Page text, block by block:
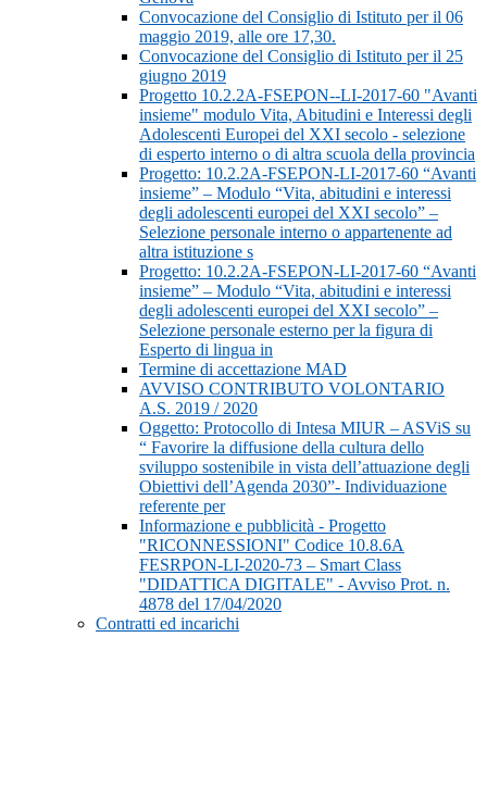
Convocazione del Consiglio di Istituto per il 06
maggio 2019, alle ore 17,30.
Convocazione del Consiglio di Istituto per il 25
giugno 2019
Progetto 10.2.2A-FSEPON--LI-2017-60 "Avanti
insieme" modulo Vita, Abitudini e Interessi degli
Adolescenti Europei del XXI secolo - selezione
di esperto interno o di altra scuola della provincia
Progetto: 10.2.2A-FSEPON-LI-2017-60 “Avanti
insieme” – Modulo “Vita, abitudini e interessi
degli adolescenti europei del XXI secolo” –
Selezione personale interno o appartenente ad
altra istituzione s
Progetto: 10.2.2A-FSEPON-LI-2017-60 “Avanti
insieme” – Modulo “Vita, abitudini e interessi
degli adolescenti europei del XXI secolo” –
Selezione personale esterno per la figura di
Esperto di lingua in
Termine di accettazione MAD
AVVISO CONTRIBUTO VOLONTARIO
A.S. 2019 / 2020
Oggetto: Protocollo di Intesa MIUR – ASViS su
“ Favorire la diffusione della cultura dello
sviluppo sostenibile in vista dell’attuazione degli
Obiettivi dell’Agenda 2030”- Individuazione
referente per
Informazione e pubblicità - Progetto
"RICONNESSIONI" Codice 10.8.6A
FESRPON-LI-2020-73 – Smart Class
"DIDATTICA DIGITALE" - Avviso Prot. n.
4878 del 17/04/2020
Contratti ed incarichi